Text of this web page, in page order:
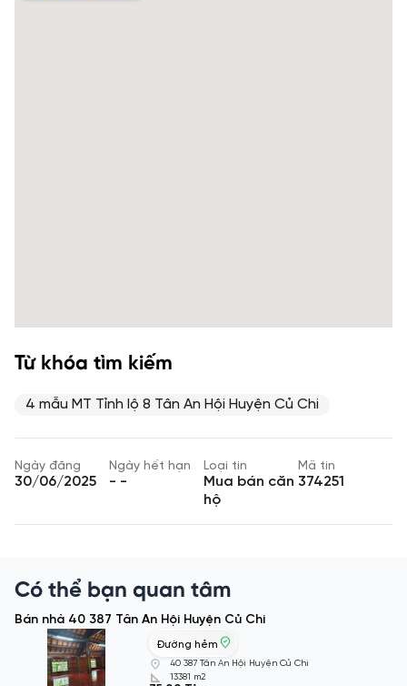
Từ khóa tìm kiếm
4 mẫu MT Tỉnh lộ 8 Tân An Hội Huyện Củ Chi
Ngày đăng
30/06/2025
Ngày hết hạn
- -
Loại tin
Mua bán căn
hộ
Mã tin
374251
Có thể bạn quan tâm
Bán nhà 40 387 Tân An Hội Huyện Củ Chi
Đường hẻm
40 387 Tân An Hội Huyện Củ Chi
13381 m2